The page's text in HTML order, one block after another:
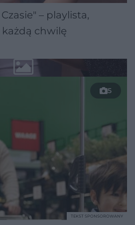
– playlista,
chwilę
5
TEKST SPONSOROWANY